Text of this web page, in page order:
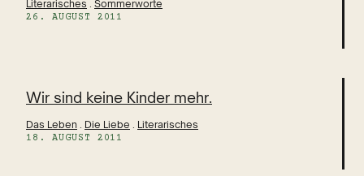
Literarisches Sommerworte
26. AUGUST 2011
Wir sind keine Kinder mehr.
Das Leben Die Liebe Literarisches
18. AUGUST 2011